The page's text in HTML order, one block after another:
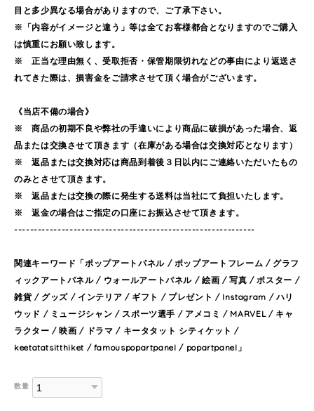
目と多少異なる場合がありますので、ご了承下さい。
※「内容がイメージと違う」等は全てお客様都合となりますのでご購入
は慎重にお願い致します。
※ 正当な理由無く、受取拒否・保管期限切れなどの事由により返送さ
れてきた際は、損害金をご請求させて頂く場合がございます。
《当店不備の場合》
※ 商品の初期不良や弊社の手違いにより商品に破損があった場合、返
品または交換させて頂きます（在庫がある場合は交換対応となります）
※ 返品または交換対応は商品到着後３日以内にご連絡いただいたもの
のみとさせて頂きます。
※ 返品または交換の際に発生する送料は当社にて負担いたします。
※ 返金の場合はご指定の口座にお振込させて頂きます。
-------------------------------------------------------------
関連キーワード「ポップアートパネル / ポップアートフレーム / グラフ
ィックアートパネル / ウォールアートパネル / 絵画 / 写真 / ポスター /
雑貨 / グッズ / インテリア / ギフト / プレゼント / Instagram / ハリ
ウッド / ミュージシャン / スポーツ選手 / アメコミ / MARVEL / キャ
ラクター / 映画 / ドラマ / キータタット シティケット /
keetatatsitthiket / famouspopartpanel / popartpanel」
数量